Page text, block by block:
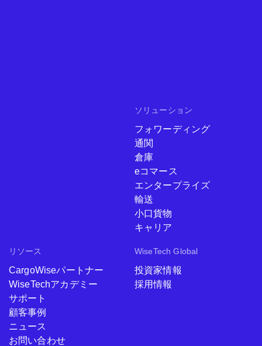
ソリューション
フォワーディング
通関
倉庫
eコマース
エンタープライズ
輸送
小口貨物
キャリア
リソース
CargoWiseパートナー
WiseTechアカデミー
サポート
顧客事例
ニュース
お問い合わせ
WiseTech Global
投資家情報
採用情報